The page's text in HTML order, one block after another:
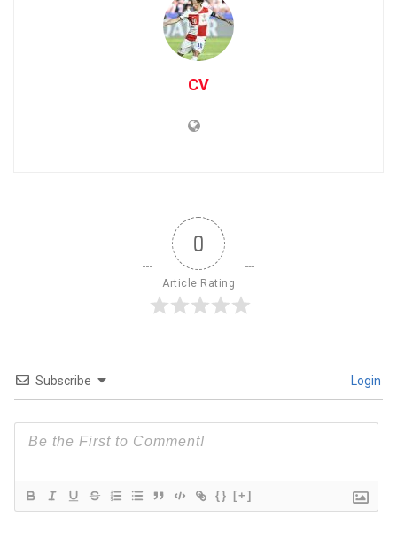
CV
0
Article Rating
Subscribe Login
{} [+]